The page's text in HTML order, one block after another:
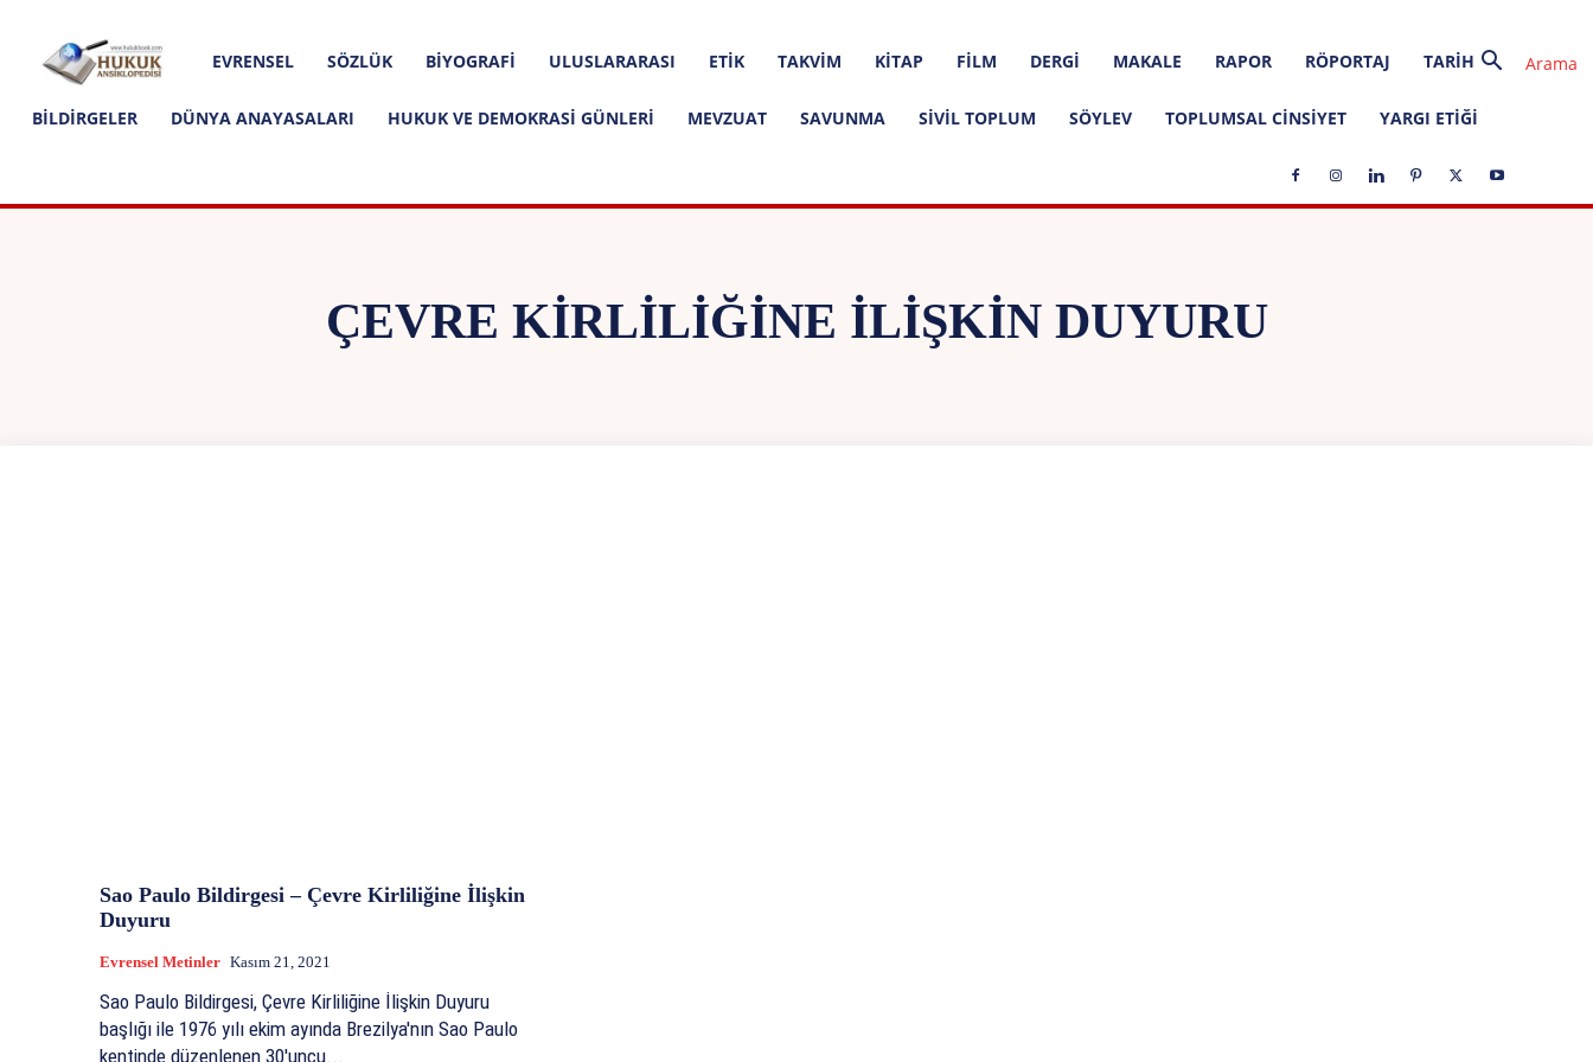
Hukuk
Ansiklopedisi
EVRENSEL SÖZLÜK BIYOGRAFI ULUSLARARASI ETIK TAKVIM KITAP FILM DERGI MAKALE RAPOR RÖPORTAJ TARIH
BILDIRGELER DÜNYA ANAYASALARI HUKUK VE DEMOKRASI GÜNLERI MEVZUAT SAVUNMA SIVIL TOPLUM SÖYLEV TOPLUMSAL CINSIYET YARGI ETIĞI
ÇEVRE KIRLILIĞINE İLIŞKIN DUYURU
Sao Paulo Bildirgesi – Çevre Kirliliğine İlişkin
Duyuru
Evrensel Metinler Kasım 21, 2021
Sao Paulo Bildirgesi, Çevre Kirliliğine İlişkin Duyuru
başlığı ile 1976 yılı ekim ayında Brezilya'nın Sao Paulo
kentinde düzenlenen 30'uncu...